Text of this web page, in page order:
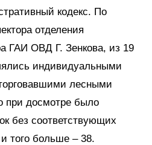
кодекс. По
отделения
ГАИ ОВД Г. Зенкова, из 19
индивидуальными
лесными
при досмотре было
без соответствующих
того больше – 38.